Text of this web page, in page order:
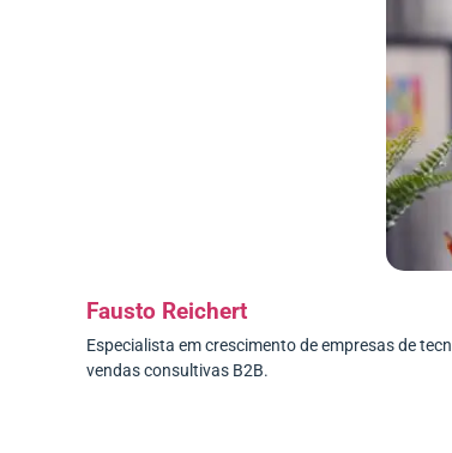
Fausto Reichert
Especialista em crescimento de empresas de
vendas consultivas B2B.